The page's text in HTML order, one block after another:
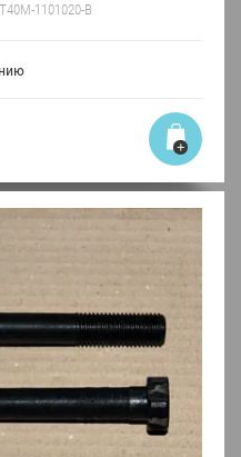
Т40М-1101020-В